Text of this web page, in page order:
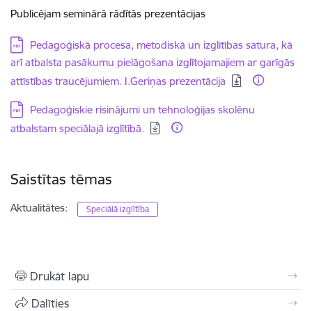
Publicējam seminārā rādītās prezentācijas
Lejupielādēt:
Pedagoģiskā procesa, metodiskā un izglītības satura, kā
arī atbalsta pasākumu pielāgošana izglītojamajiem ar garīgās
attīstības traucējumiem. I.Geriņas prezentācija
Lejupielādēt:
Pedagoģiskie risinājumi un tehnoloģijas skolēnu
atbalstam speciālajā izglītībā.
Saistītas tēmas
Aktualitātes: Speciālā izglītība
Drukāt lapu
Dalīties